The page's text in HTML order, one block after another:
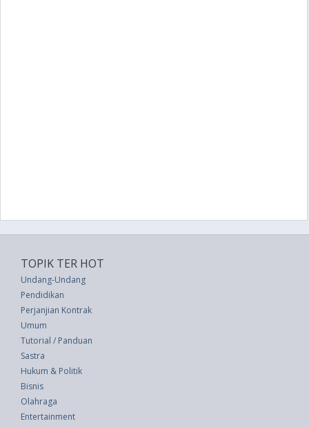
TOPIK TER HOT
Undang-Undang
Pendidikan
Perjanjian Kontrak
Umum
Tutorial / Panduan
Sastra
Hukum & Politik
Bisnis
Olahraga
Entertainment